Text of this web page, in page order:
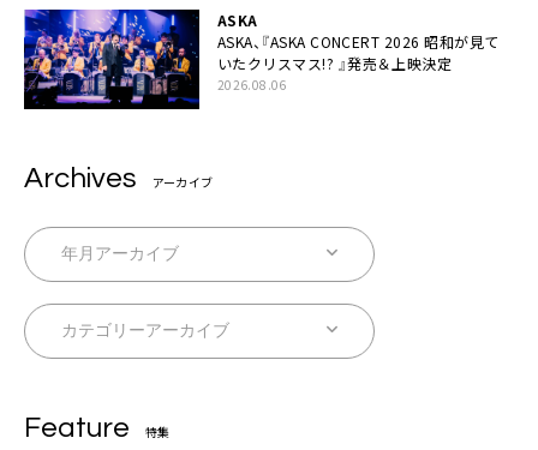
ASKA
ASKA、『ASKA CONCERT 2026 昭和が見て
いたクリスマス!? 』発売＆上映決定
2026.08.06
Archives アーカイブ
Feature 特集